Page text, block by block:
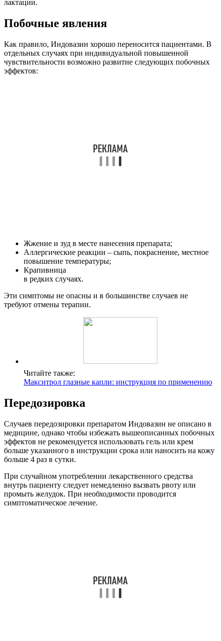
лактации.
Побочные явления
Как правило, Индовазин хорошо переносится пациентами. В
отдельных случаях при индивидуальной повышенной
чувствительности возможно развитие следующих побочных
эффектов:
Жжение и зуд в месте нанесения препарата;
Аллергические реакции – сыпь, покраснение, местное
повышение температуры;
Крапивница
в редких случаях.
Эти симптомы не опасны и в большинстве случаев не
требуют отмены терапии.
Читайте также:
Макситрол глазные капли: инструкция по применению
Передозировка
Случаев передозировки препаратом Индовазин не описано в
медицине, однако чтобы избежать вышеописанных побочных
эффектов не рекомендуется использовать гель или крем
больше указанного в инструкции срока или наносить на кожу
больше 4 раз в сутки.
При случайном употреблении лекарственного средства
внутрь пациенту следует немедленно вызвать рвоту или
промыть желудок. При необходимости проводится
симптоматическое лечение.